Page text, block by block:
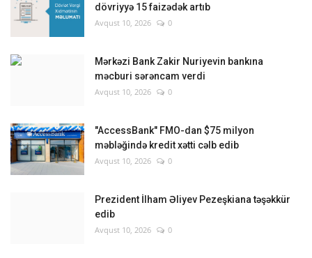
dövriyyə 15 faizədək artıb
Avqust 10, 2026 0
Mərkəzi Bank Zakir Nuriyevin bankına
məcburi sərəncam verdi
Avqust 10, 2026 0
"AccessBank" FMO-dan $75 milyon
məbləğində kredit xətti cəlb edib
Avqust 10, 2026 0
Prezident İlham Əliyev Pezeşkiana təşəkkür
edib
Avqust 10, 2026 0